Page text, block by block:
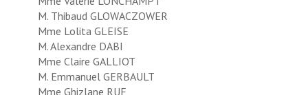
M. Thibaud GLOWACZOWER
Mme Lolita GLEISE
M. Alexandre DABI
Mme Claire GALLIOT
M. Emmanuel GERBAULT
Mme Ghizlane RUF